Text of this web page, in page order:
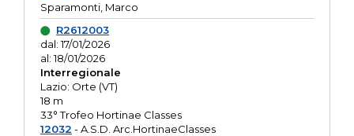
Sparamonti, Marco
R2612003
dal: 17/01/2026
al: 18/01/2026
Interregionale
Lazio: Orte (VT)
18 m
33° Trofeo Hortinae Classes
12032 - A.S.D. Arc.HortinaeClasses